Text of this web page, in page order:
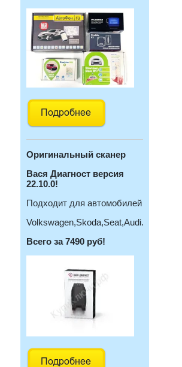
Оригинальный сканер
Вася Диагност версия
22.10.0!
Подходит для автомобилей
Volkswagen,Skoda,Seat,Audi.
Всего за 7490 руб!